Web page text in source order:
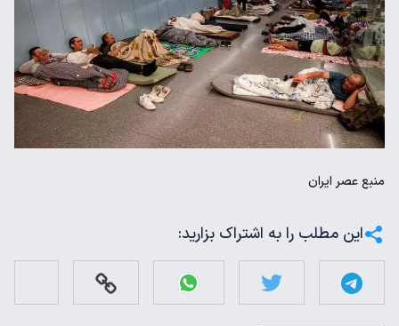
منبععصر ایران
این مطلب را به اشتراک بزارید: